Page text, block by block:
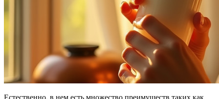
Естественно, в нем есть множество преимуществ таких как